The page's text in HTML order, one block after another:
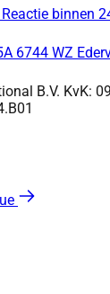
Reactie binnen
6744 WZ
B.V. KvK: